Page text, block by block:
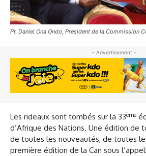
Pr. Daniel Ona Ondo, Président de la Commission
- Advertisement -
Les rideaux sont tombés sur la 33ème
d’Afrique des Nations. Une édition de
de toutes les nouveautés, de toutes
première édition de la Can sous